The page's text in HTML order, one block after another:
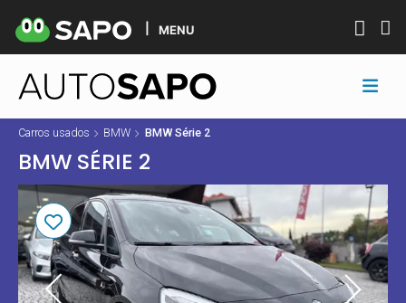
MENU
Carros usados BMW BMW Série 2
BMW SÉRIE 2